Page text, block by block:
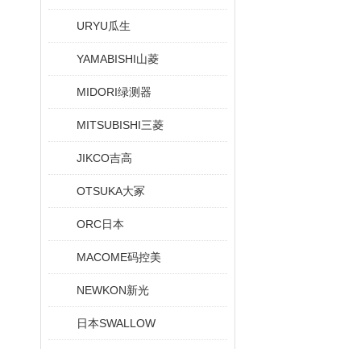
URYU瓜生
YAMABISHI山菱
MIDORI绿测器
MITSUBISHI三菱
JIKCO吉高
OTSUKA大冢
ORC日本
MACOME码控美
NEWKON新光
日本SWALLOW